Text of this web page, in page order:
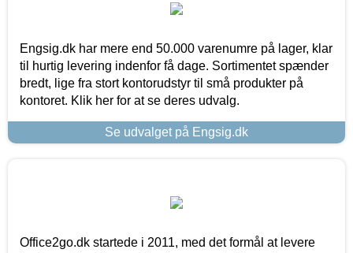
Engsig.dk har mere end 50.000 varenumre på lager, klar
til hurtig levering indenfor få dage. Sortimentet spænder
bredt, lige fra stort kontorudstyr til små produkter på
kontoret. Klik her for at se deres udvalg.
Se udvalget på Engsig.dk
Office2go.dk startede i 2011, med det formål at levere